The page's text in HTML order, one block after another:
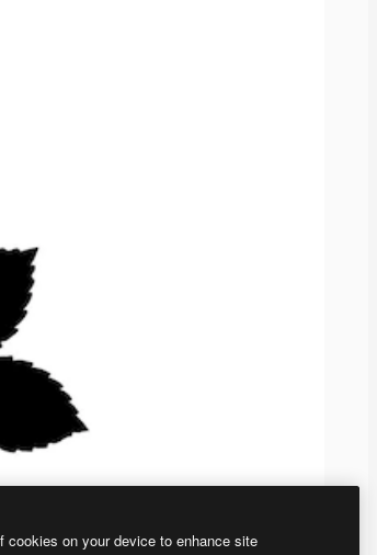
cookies on your device to enhance site